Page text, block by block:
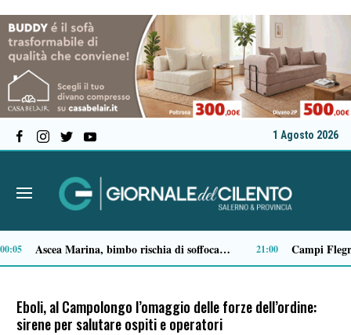
1 Agosto 2026
Milan in lutto, addio a Franco Baresi: il commosso saluto del club 13:53
Eboli, al Campolongo l’omaggio delle forze dell’ordine:
sirene per salutare ospiti e operatori